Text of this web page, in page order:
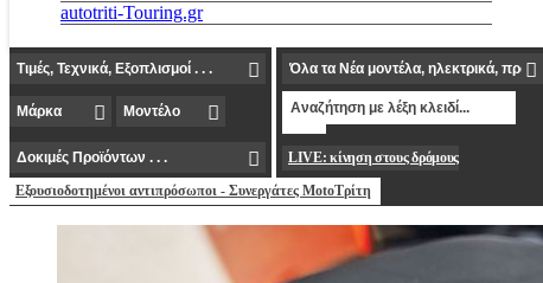
autotriti-Touring.gr
LIVE: κίνηση στους δρόμους
Εξουσιοδοτημένοι αντιπρόσωποι - Συνεργάτες MotoΤρίτη